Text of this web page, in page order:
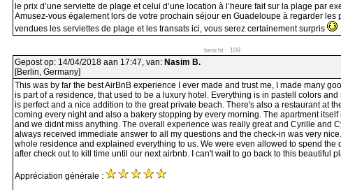
le prix d’une serviette de plage et celui d’une location à l’heure fait sur la plage par
Amusez-vous également lors de votre prochain séjour en Guadeloupe à regarder les
vendues les serviettes de plage et les transats ici, vous serez certainement surpris
bericht : 109
Gepost op: 14/04/2018 aan 17:47, van: Nasim B.
[Berlin, Germany]
This was by far the best AirBnB experience I ever made and trust me, I made many
is part of a residence, that used to be a luxury hotel. Everything is in pastell colors and
is perfect and a nice addition to the great private beach. There's also a restaurant at
coming every night and also a bakery stopping by every morning. The apartment
and we didnt miss anything. The overall experience was really great and Cyrille and
always received immediate answer to all my questions and the check-in was very
whole residence and explained everything to us. We were even allowed to spend the
after check out to kill time until our next airbnb. I can't wait to go back to this beautiful
Appréciation générale :